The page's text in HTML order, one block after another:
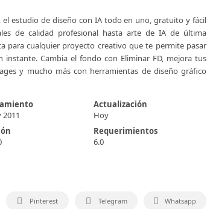
el estudio de diseño con IA todo en uno, gratuito y fácil
de calidad profesional hasta arte de IA de última
para cualquier proyecto creativo que te permite pasar
Cambia el fondo con Eliminar FD, mejora tus
y mucho más con herramientas de diseño gráfico
Actualización
Hoy
Requerimientos
6.0
Pinterest Telegram Whatsapp